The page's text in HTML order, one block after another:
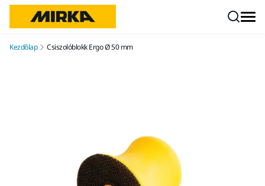
Kezdőlap Csiszolóblokk Ergo Ø 50 mm